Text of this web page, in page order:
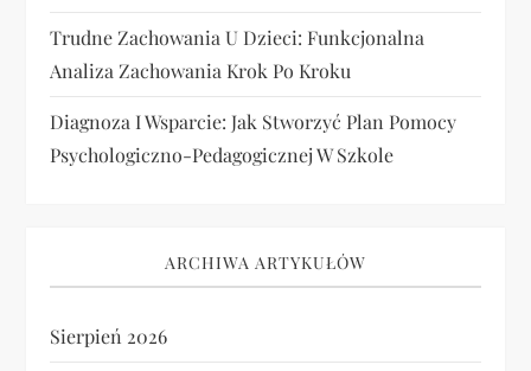
Trudne Zachowania U Dzieci: Funkcjonalna
Analiza Zachowania Krok Po Kroku
Diagnoza I Wsparcie: Jak Stworzyć Plan Pomocy
Psychologiczno-Pedagogicznej W Szkole
ARCHIWA ARTYKUŁÓW
Sierpień 2026